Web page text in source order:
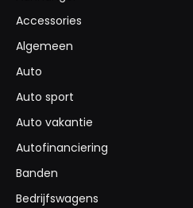
Accessories
Algemeen
Auto
Auto sport
Auto vakantie
Autofinanciering
Banden
Bedrijfswagens